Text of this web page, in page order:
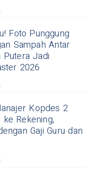
Foto Punggung
Sampah Antar
Putera Jadi
2026
Kopdes 2
Rekening,
Gaji Guru dan